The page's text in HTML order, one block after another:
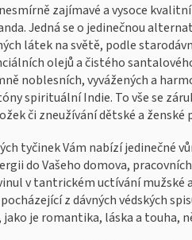
zajímavé a vysoce
Jedná se o jedinečnou
látek na světě, podle
olejů a čistého
noblesních, vyvážených a
spirituální Indie. To vše se
či zneužívání dětské a
tyčinek Vám nabízí jedinečné
do Vašeho domova,
v tantrickém uctívání mužské
z dávných védských
jako je romantika, láska a touha,